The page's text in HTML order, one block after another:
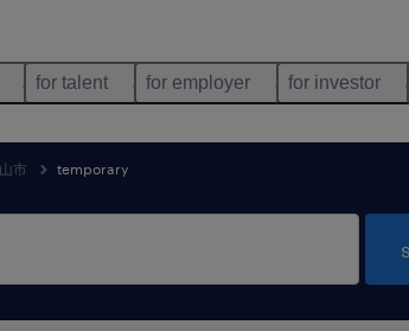
for talent for employer for investor
市 temporary